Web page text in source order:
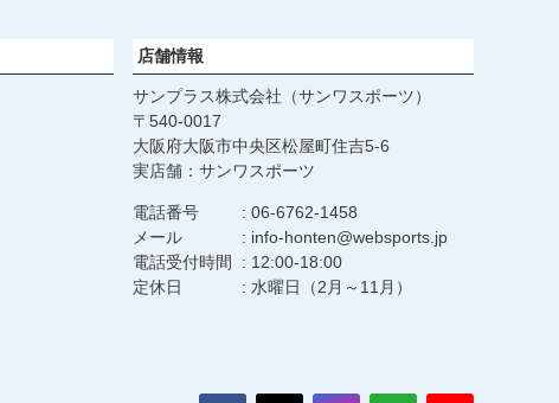
店舗情報
サンプラス株式会社（サンワスポーツ）
540-0017
大阪府大阪市中央区松屋町住吉5-6
実店舗：サンワスポーツ
電話番号
06-6762-1458
メール
info-honten@websports.jp
電話受付時間
12:00-18:00
定休日
水曜日（2月～11月）